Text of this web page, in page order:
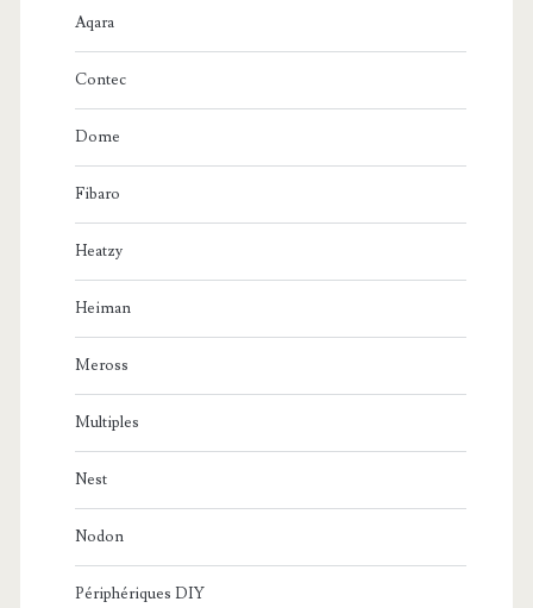
Aqara
Contec
Dome
Fibaro
Heatzy
Heiman
Meross
Multiples
Nest
Nodon
Périphériques DIY